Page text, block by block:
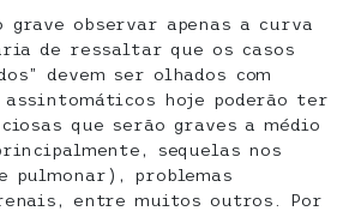
observar apenas a curva
de ressaltar que os casos
devem ser olhados com
hoje poderão ter
que serão graves a médio
sequelas nos
pulmonar), problemas
entre muitos outros. Por